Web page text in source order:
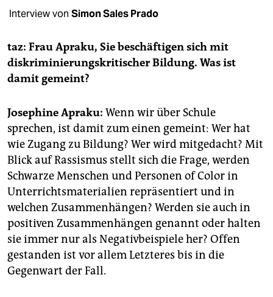
fragen & hilfe
abo
genossenschaft
epaper login
Interview von Simon Sales Prado
taz: Frau Apraku, Sie beschäftigen sich mit
diskriminierungskritischer Bildung. Was ist
damit gemeint?
Josephine Apraku: Wenn wir über Schule
sprechen, ist damit zum einen gemeint: Wer hat
wie Zugang zu Bildung? Wer wird mitgedacht? Mit
Blick auf Rassismus stellt sich die Frage, werden
Schwarze Menschen und Personen of Color in
Unterrichtsmaterialien repräsentiert und in
welchen Zusammenhängen? Werden sie auch in
positiven Zusammenhängen genannt oder halten
sie immer nur als Negativbeispiele her? Offen
gestanden ist vor allem Letzteres bis in die
Gegenwart der Fall.